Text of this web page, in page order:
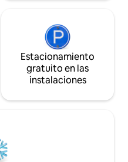
Estacionamiento
gratuito en las
instalaciones